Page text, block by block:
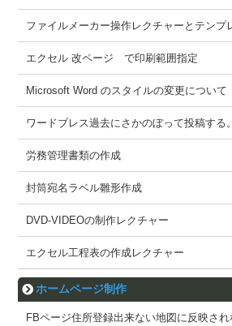
ファイルメーカー操作レクチャーとテンプ
エクセル 改ページ で印刷範囲指定
Microsoft Word のスタイルの変更について
ワードブレス過去にさかのぼって投稿する。
労務管理書類の作成
封筒宛名ラベル雛形作成
DVD-VIDEOの制作レクチャー
エクセル工程表の作成レクチャー
ホームページ制作
FBページ住所登録出来ない地図に反映され